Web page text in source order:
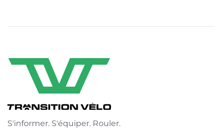
S'informer. S'équiper. Rouler.